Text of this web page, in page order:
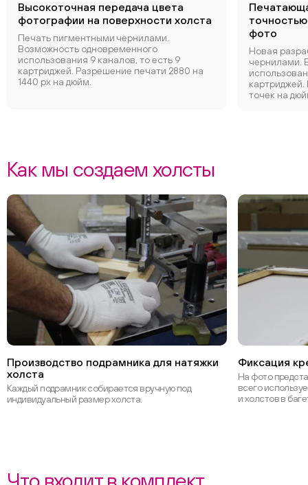
Высокоточная передача цвета
фотографии на поверхности холста
Печать пигментными чернилами.
Возможность одновременного
использования 9 каналов, то есть 9
картриджей. Разрешение печати 2880 на
1440 px на дюйм.
фото
Новая
чернилами.
точек на
Как мы создаем холсты
Производство подрамника для натяжки
холста
Каждый подрамник собирается вручную под
индивидуальный размер холста.
Фиксация
На фото
всего
и холстов в
Что входит в комплект